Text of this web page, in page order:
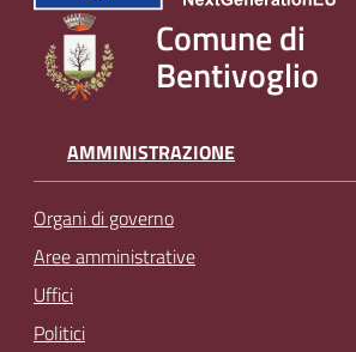
Comune di
Bentivoglio
AMMINISTRAZIONE
Organi di governo
Aree amministrative
Uffici
Politici